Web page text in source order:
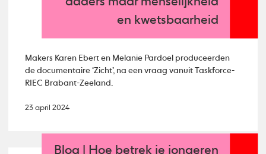
en kwetsbaarheid
Makers Karen Ebert en Melanie Pardoel produceerden
de documentaire ‘Zicht’, na een vraag vanuit Taskforce-
RIEC Brabant-Zeeland.
23 april 2024
Blog | Hoe betrek je jongeren